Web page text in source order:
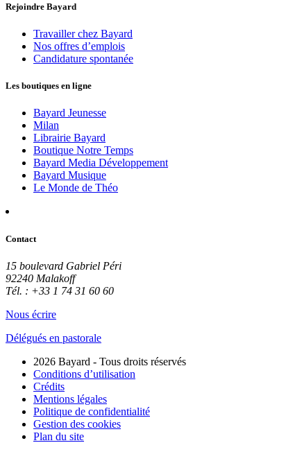
Rejoindre Bayard
Travailler chez Bayard
Nos offres d’emplois
Candidature spontanée
Les boutiques en ligne
Bayard Jeunesse
Milan
Librairie Bayard
Boutique Notre Temps
Bayard Media Développement
Bayard Musique
Le Monde de Théo
Contact
15 boulevard Gabriel Péri
92240 Malakoff
Tél. : +33 1 74 31 60 60
Nous écrire
Délégués en pastorale
2026 Bayard - Tous droits réservés
Conditions d’utilisation
Crédits
Mentions légales
Politique de confidentialité
Gestion des cookies
Plan du site